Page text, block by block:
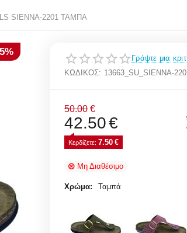
SIENNA-2201 ΤΑΜΠΑ
Γράψτε μια
ΚΩΔΙΚΟΣ: 13663_SU_SIENNA-
50.00 €
42.50€
Κερδίζετε: 7.50 €
Μη Διαθέσιμο
Χρώμα: Ταμπά